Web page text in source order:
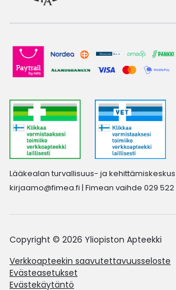
Lääkealan turvallisuus- ja
kirjaamo@fimea.fi | Fimean vaihde 029 522
Copyright © 2026 Yliopiston Apteekki
Verkkoapteekin saavutettavuusseloste
Evästeasetukset
Evästekäytäntö